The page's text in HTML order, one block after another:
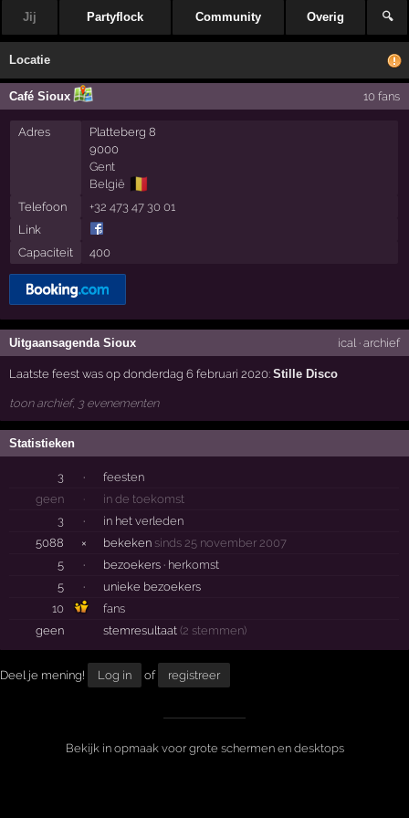
Jij Partyflock Community Overig 🔍
Locatie
Café Sioux 10 fans
Adres
Platteberg 8
9000
Gent
België 🇧🇪
Telefoon
+32 473 47 30 01
Link
Capaciteit
400
Uitgaansagenda Sioux ical · archief
Laatste feest was op donderdag 6 februari 2020:Stille Disco
toon archief, 3 evenementen
Statistieken
3 ·
feesten
geen
·
in de toekomst
3
·
in het verleden
5088
× bekeken sinds 25 november 2007
5
· bezoekers · herkomst
5
·
unieke bezoekers
10
fans
geen
stemresultaat(2 stemmen)
Deel je mening! Log in of registreer
Bekijk in opmaak voor grote schermen en desktops